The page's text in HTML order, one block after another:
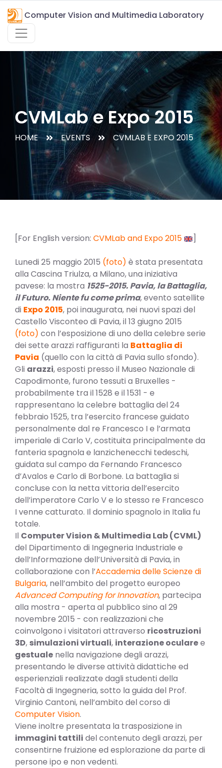
Computer Vision and Multimedia Laboratory
CVMLab e Expo 2015
HOME EVENTS CVMLAB E EXPO 2015
[For English version: CVMLab and Expo 2015 ]
Lunedi 25 maggio 2015 (foto) è stata presentata
alla Cascina Triulza, a Milano, una iniziativa
pavese: la mostra 1525-2015. Pavia, la Battaglia,
il Futuro. Niente fu come prima, evento satellite
di Expo 2015, poi inaugurata, nei nuovi spazi del
Castello Visconteo di Pavia, il 13 giugno 2015
(foto) con l’esposizione di uno della celebre serie
dei sette arazzi raffiguranti la Battaglia di
Pavia (quello con la città di Pavia sullo sfondo).
Gli arazzi, esposti presso il Museo Nazionale di
Capodimonte, furono tessuti a Bruxelles -
probabilmente tra il 1528 e il 1531 - e
rappresentano la celebre battaglia del 24
febbraio 1525, tra l’esercito francese guidato
personalmente dal re Francesco I e l’armata
imperiale di Carlo V, costituita principalmente da
fanteria spagnola e lanzichenecchi tedeschi,
guidata sul campo da Fernando Francesco
d’Avalos e Carlo di Borbone. La battaglia si
concluse con la netta vittoria dell’esercito
dell’imperatore Carlo V e lo stesso re Francesco
I venne catturato. Il dominio spagnolo in Italia fu
totale.
Il Computer Vision & Multimedia Lab (CVML)
del Dipartimento di Ingegneria Industriale e
dell’Informazione dell’Università di Pavia, in
collaborazione con l’Accademia delle Scienze di
Bulgaria, nell’ambito del progetto europeo
Advanced Computing for Innovation, partecipa
alla mostra - aperta al pubblico sino al 29
novembre 2015 - con realizzazioni che
coinvolgono i visitatori attraverso ricostruzioni
3D, simulazioni virtuali, interazione ocularee
gestuale nella navigazione degli arazzi,
presentando le diverse attività didattiche ed
esperienziali realizzate dagli studenti della
Facoltà di Ingegneria, sotto la guida del Prof.
Virginio Cantoni, nell’ambito del corso di
Computer Vision.
Viene inoltre presentata la trasposizione in
immagini tattili del contenuto degli arazzi, per
consentirne fruizione ed esplorazione da parte di
persone ipo e non vedenti.